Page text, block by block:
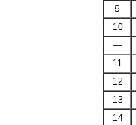
9
10
—
11
12
13
14